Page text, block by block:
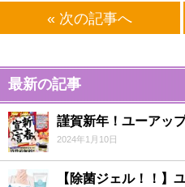
« 次の記事へ
最新の記事
2024年1月10日
【除菌ジェル！！】